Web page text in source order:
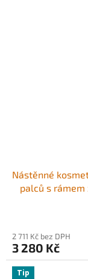
Nástěnné
palců s
tvaru Z,
2 711 Kč bez DPH
3 280 Kč
Tip